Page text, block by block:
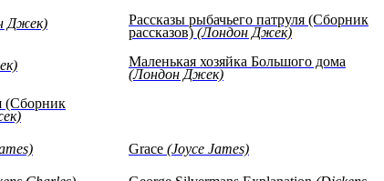
Джек)
Рассказы рыбачьего патруля (Сборник
рассказов) (Лондон Джек)
Маленькая хозяйка Большого дома
(Лондон Джек)
(Сборник
Grace (Joyce James)